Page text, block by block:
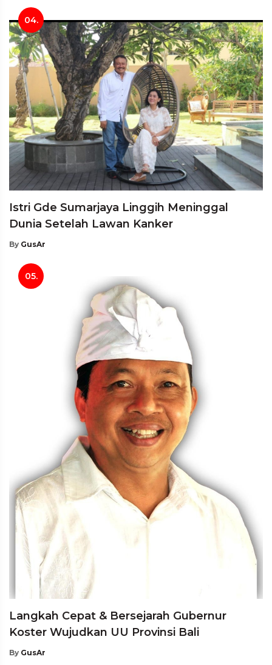
04.
Istri Gde Sumarjaya Linggih Meninggal
Dunia Setelah Lawan Kanker
By GusAr
05.
Langkah Cepat & Bersejarah Gubernur
Koster Wujudkan UU Provinsi Bali
By GusAr